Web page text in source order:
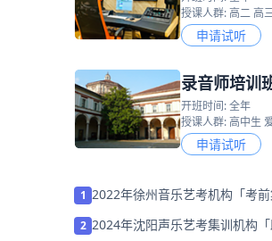
授课人群: 高二 高
申请试听
录音师培训
开班时间: 全年
授课人群: 高中生
申请试听
1 2022年徐州音乐艺考机构「考前
2 2024年沈阳声乐艺考集训机构「